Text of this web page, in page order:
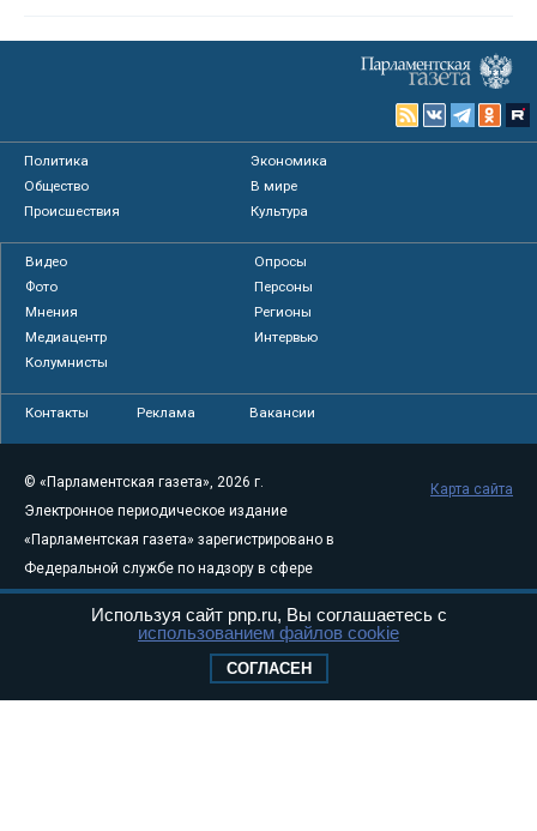
Политика
Экономика
Общество
В мире
Происшествия
Культура
Видео
Опросы
Фото
Персоны
Мнения
Регионы
Медиацентр
Интервью
Колумнисты
Контакты Реклама Вакансии
© «Парламентская газета», 2026 г.
Электронное периодическое издание
«Парламентская газета» зарегистрировано в
Федеральной службе по надзору в сфере
связи, информационных технологий и
массовых коммуникаций (Роскомнадзор) 05
Свидетельство о регистрации Эл № ФС77-
Карта сайта
Используя сайт pnp.ru, Вы соглашаетесь с
использованием файлов cookie
СОГЛАСЕН